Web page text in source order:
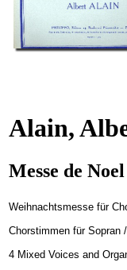
Alain,
Messe de
Weihnachtsmesse für
Chorstimmen für Sopran
4 Mixed Voices and